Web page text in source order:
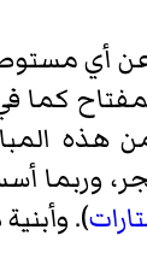
مستوطنة
وربما
).